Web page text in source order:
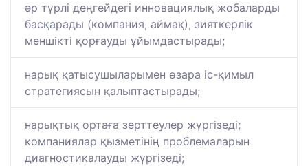
әр түрлі деңгейдегі инновациялық жобаларды
басқарады (компания, аймақ), зияткерлік
меншікті қорғауды ұйымдастырады;
нарық қатысушыларымен өзара іс-қимыл
стратегиясын қалыптастырады;
нарықтық ортаға зерттеулер жүргізеді;
компаниялар қызметінің проблемаларын
диагностикалауды жүргізеді;